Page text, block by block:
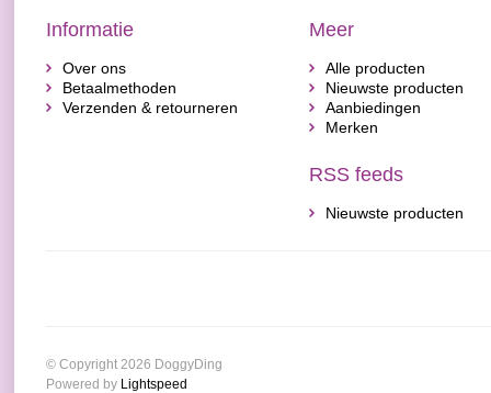
Informatie
Over ons
Betaalmethoden
Verzenden & retourneren
Meer
Alle producten
Nieuwste producten
Aanbiedingen
Merken
RSS feeds
Nieuwste producten
© Copyright 2026 DoggyDing
Powered by Lightspeed